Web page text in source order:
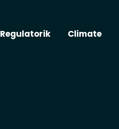
Regulatorik Climate